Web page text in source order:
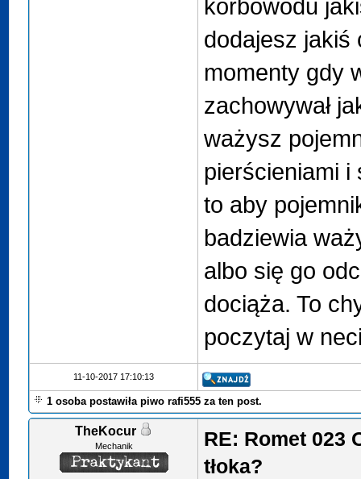
korbowodu
dodajesz jakiś
momenty gdy
zachowywał
ważysz
pierścieniami i
to aby
badziewia
albo się go
dociąża. To
poczytaj w
11-10-2017 17:10:13
1 osoba postawiła piwo rafi555 za ten post.
TheKocur
Mechanik
RE: Romet 023
tłoka?